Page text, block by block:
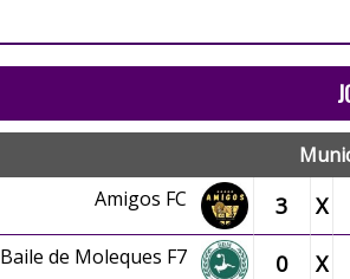
Amigos FC 3 X
Baile de Moleques F7 0 X